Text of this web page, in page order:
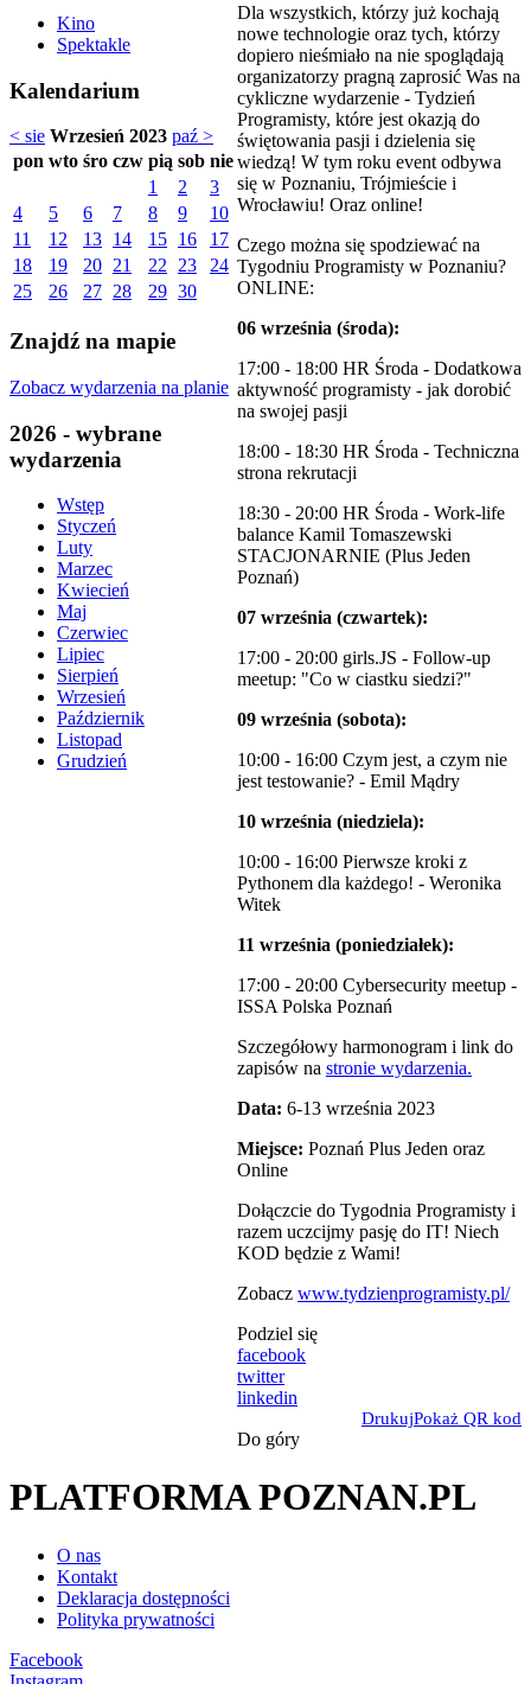
Kino
Spektakle
Kalendarium
< sie Wrzesień 2023 paź >
pon wto śro czw pią sob nie
1
2
3
4
5 6 7 8 9
10
11
12 13 14 15 16
17
18
19 20 21 22 23
24
25
26 27 28 29 30
Znajdź na mapie
Zobacz wydarzenia na planie
2026 - wybrane
wydarzenia
Wstęp
Styczeń
Luty
Marzec
Kwiecień
Maj
Czerwiec
Lipiec
Sierpień
Wrzesień
Październik
Listopad
Grudzień
Dla wszystkich, którzy już kochają
nowe technologie oraz tych, którzy
dopiero nieśmiało na nie spoglądają
organizatorzy pragną zaprosić Was na
cykliczne wydarzenie - Tydzień
Programisty, które jest okazją do
świętowania pasji i dzielenia się
wiedzą! W tym roku event odbywa
się w Poznaniu, Trójmieście i
Wrocławiu! Oraz online!
Czego można się spodziewać na
Tygodniu Programisty w Poznaniu?
ONLINE:
06 września (środa):
17:00 - 18:00 HR Środa - Dodatkowa
aktywność programisty - jak dorobić
na swojej pasji
18:00 - 18:30 HR Środa - Techniczna
strona rekrutacji
18:30 - 20:00 HR Środa - Work-life
balance Kamil Tomaszewski
STACJONARNIE (Plus Jeden
Poznań)
07 września (czwartek):
17:00 - 20:00 girls.JS - Follow-up
meetup: "Co w ciastku siedzi?"
09 września (sobota):
10:00 - 16:00 Czym jest, a czym nie
jest testowanie? - Emil Mądry
10 września (niedziela):
10:00 - 16:00 Pierwsze kroki z
Pythonem dla każdego! - Weronika
Witek
11 września (poniedziałek):
17:00 - 20:00 Cybersecurity meetup -
ISSA Polska Poznań
Szczegółowy harmonogram i link do
zapisów na stronie wydarzenia.
Data: 6-13 września 2023
Miejsce: Poznań Plus Jeden oraz
Online
Dołączcie do Tygodnia Programisty i
razem uczcijmy pasję do IT! Niech
KOD będzie z Wami!
Zobacz www.tydzienprogramisty.pl/
Podziel się
facebook
twitter
linkedin
DrukujPokaż QR kod
Do góry
PLATFORMA POZNAN.PL
O nas
Kontakt
Deklaracja dostępności
Polityka prywatności
Facebook